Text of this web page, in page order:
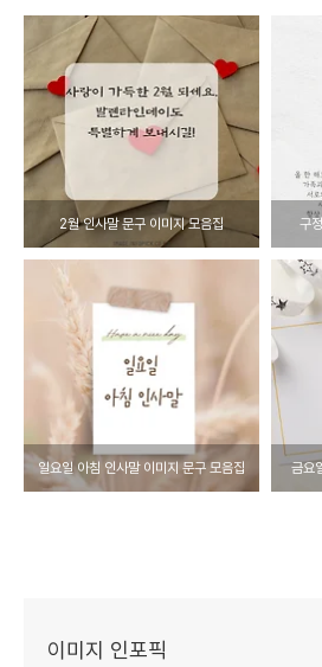
2월 인사말 문구 이미지 모음집 구
일요일 아침 인사말 이미지 문구 모음집 금요
이미지 인포픽